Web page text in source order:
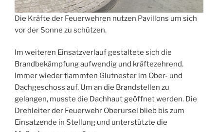
Die Kräfte der Feuerwehren nutzen Pavillons um sich
vor der Sonne zu schützen.
Im weiteren Einsatzverlauf gestaltete sich die
Brandbekämpfung aufwendig und kräftezehrend.
Immer wieder flammten Glutnester im Ober- und
Dachgeschoss auf. Um an die Brandstellen zu
gelangen, musste die Dachhaut geöffnet werden. Die
Drehleiter der Feuerwehr Oberursel blieb bis zum
Einsatzende in Stellung und unterstützte die